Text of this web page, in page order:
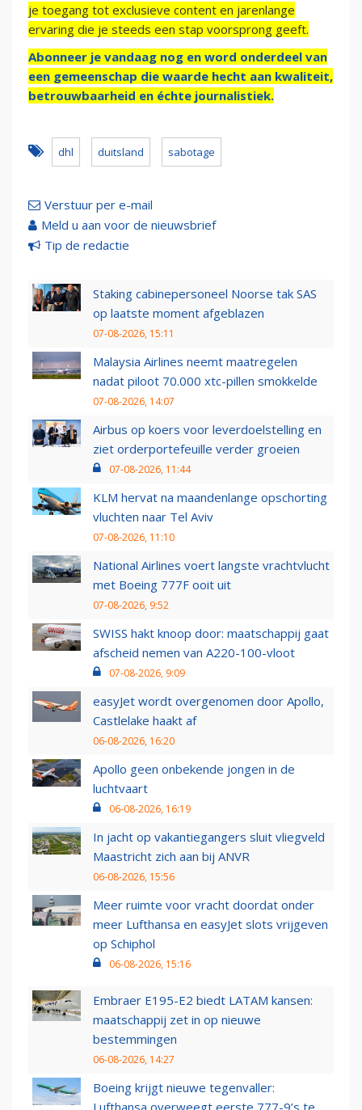
je toegang tot exclusieve content en jarenlange
ervaring die je steeds een stap voorsprong geeft.
Abonneer je vandaag nog en word onderdeel van
een gemeenschap die waarde hecht aan kwaliteit,
betrouwbaarheid en échte journalistiek.
dhl duitsland sabotage
Verstuur per e-mail
Meld u aan voor de nieuwsbrief
Tip de redactie
Staking cabinepersoneel Noorse tak SAS
op laatste moment afgeblazen
07-08-2026, 15:11
Malaysia Airlines neemt maatregelen
nadat piloot 70.000 xtc-pillen smokkelde
07-08-2026, 14:07
Airbus op koers voor leverdoelstelling en
ziet orderportefeuille verder groeien
07-08-2026, 11:44
KLM hervat na maandenlange opschorting
vluchten naar Tel Aviv
07-08-2026, 11:10
National Airlines voert langste vrachtvlucht
met Boeing 777F ooit uit
07-08-2026, 9:52
SWISS hakt knoop door: maatschappij gaat
afscheid nemen van A220-100-vloot
07-08-2026, 9:09
easyJet wordt overgenomen door Apollo,
Castlelake haakt af
06-08-2026, 16:20
Apollo geen onbekende jongen in de
luchtvaart
06-08-2026, 16:19
In jacht op vakantiegangers sluit vliegveld
Maastricht zich aan bij ANVR
06-08-2026, 15:56
Meer ruimte voor vracht doordat onder
meer Lufthansa en easyJet slots vrijgeven
op Schiphol
06-08-2026, 15:16
Embraer E195-E2 biedt LATAM kansen:
maatschappij zet in op nieuwe
bestemmingen
06-08-2026, 14:27
Boeing krijgt nieuwe tegenvaller: